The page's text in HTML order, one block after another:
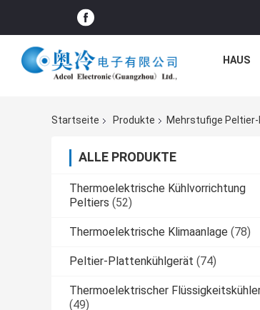
HAUS
Startseite Produkte Mehrstufige Peltier-
ALLE PRODUKTE
Thermoelektrische Kühlvorrichtung
Peltiers (52)
Thermoelektrische Klimaanlage (78)
Peltier-Plattenkühlgerät (74)
Thermoelektrischer
(49)